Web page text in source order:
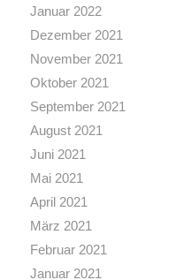
Januar 2022
Dezember 2021
November 2021
Oktober 2021
September 2021
August 2021
Juni 2021
Mai 2021
April 2021
März 2021
Februar 2021
Januar 2021